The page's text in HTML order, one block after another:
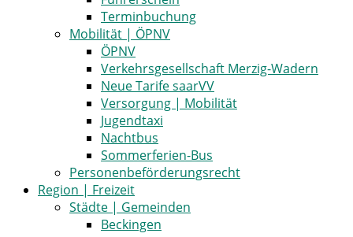
Terminbuchung
Mobilität | ÖPNV
ÖPNV
Verkehrsgesellschaft Merzig-Wadern
Neue Tarife saarVV
Versorgung | Mobilität
Jugendtaxi
Nachtbus
Sommerferien-Bus
Personenbeförderungsrecht
Region | Freizeit
Städte | Gemeinden
Beckingen